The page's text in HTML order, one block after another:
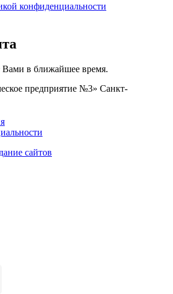
конфиденциальности
Вами в ближайшее время.
предприятие №3» Санкт-
сайтов